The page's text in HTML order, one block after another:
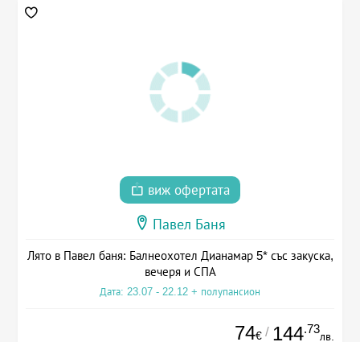
виж офертата
Павел Баня
Лято в Павел баня: Балнеохотел Дианамар 5* със закуска,
вечеря и СПА
Дата: 23.07 - 22.12 + полупансион
74€ / 144.73
лв.